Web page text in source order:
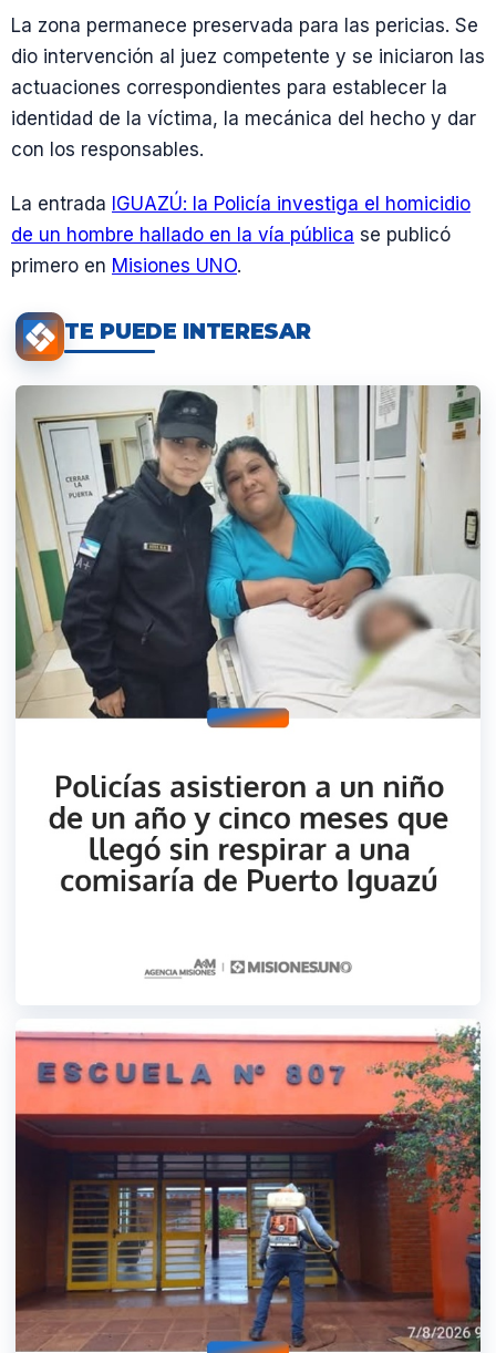
La zona permanece preservada para las pericias. Se
dio intervención al juez competente y se iniciaron las
actuaciones correspondientes para establecer la
identidad de la víctima, la mecánica del hecho y dar
con los responsables.
La entrada IGUAZÚ: la Policía investiga el homicidio
de un hombre hallado en la vía pública se publicó
primero en Misiones UNO.
TE PUEDE INTERESAR